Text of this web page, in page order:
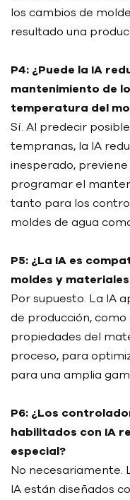
los cambios de
resultado una
P4: ¿Puede la IA
mantenimiento de
temperatura del
Sí. Al predecir
tempranas, la IA
inesperado,
programar el
tanto para los
moldes de agua
P5: ¿La IA es
moldes y
Por supuesto. La IA
de producción,
propiedades del
proceso, para
para una amplia
P6: ¿Los
habilitados con IA
especial?
No necesariamente.
IA están diseñados